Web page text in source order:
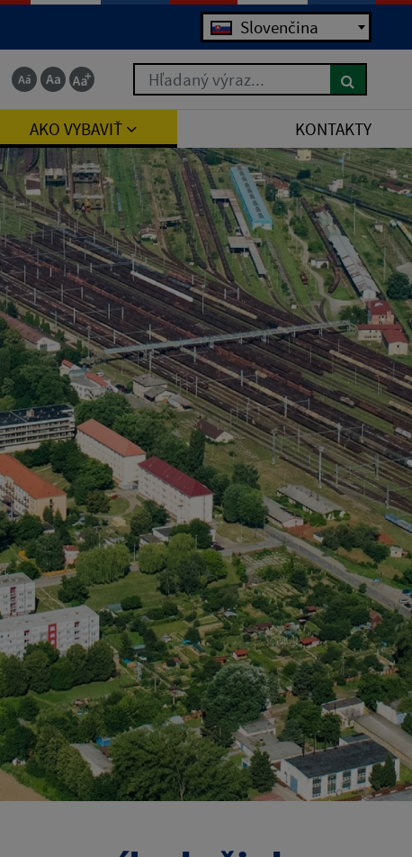
Slovenčina
Hľadaný výraz...
AKO VYBAVIŤ KONTAKTY